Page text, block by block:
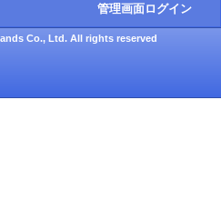
管理画面ログイン
Co., Ltd. All rights reserved